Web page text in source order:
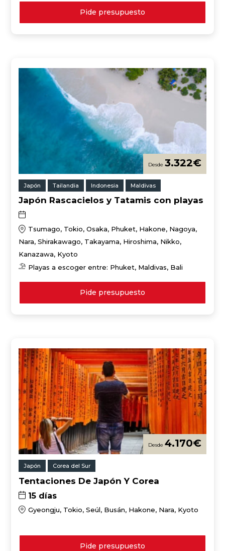
Pide presupuesto
3.322€
Japón Tailandia Indonesia Maldivas
Japón Rascacielos y Tatamis con playas
Tsumago, Tokio, Osaka, Phuket, Hakone, Nagoya,
Nara, Shirakawago, Takayama, Hiroshima, Nikko,
Kanazawa, Kyoto
Playas a escoger entre: Phuket, Maldivas, Bali
Pide presupuesto
4.170€
Japón Corea del Sur
Tentaciones De Japón Y Corea
15 días
Gyeongju, Tokio, Seúl, Busán, Hakone, Nara, Kyoto
Pide presupuesto